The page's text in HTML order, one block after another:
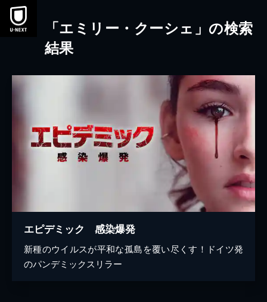
本文へスキップ
「エミリー・クーシェ」の検索
結果
エピデミック 感染爆発
新種のウイルスが平和な孤島を覆い尽くす！ドイツ発
のパンデミックスリラー